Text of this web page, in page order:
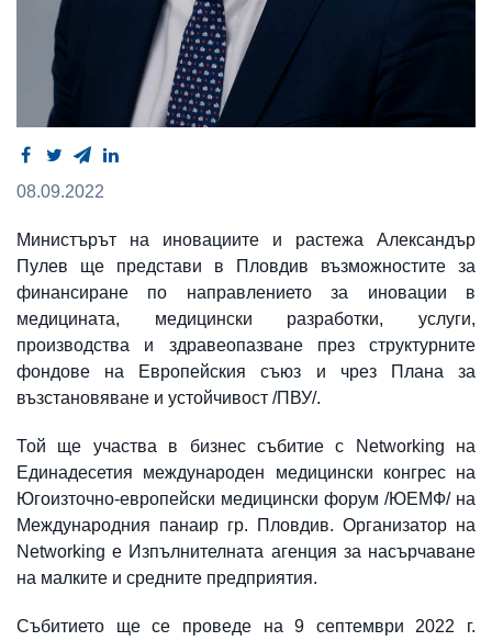
08.09.2022
Министърът на иновациите и растежа Александър
Пулев ще представи в Пловдив възможностите за
финансиране по направлението за иновации в
медицината, медицински разработки, услуги,
производства и здравеопазване през структурните
фондове на Европейския съюз и чрез Плана за
възстановяване и устойчивост /ПВУ/.
Той ще участва в бизнес събитие с Networking на
Единадесетия международен медицински конгрес на
Югоизточно-европейски медицински форум /ЮЕМФ/ на
Международния панаир гр. Пловдив. Организатор на
Networking е Изпълнителната агенция за насърчаване
на малките и средните предприятия.
Събитието ще се проведе на 9 септември 2022 г.